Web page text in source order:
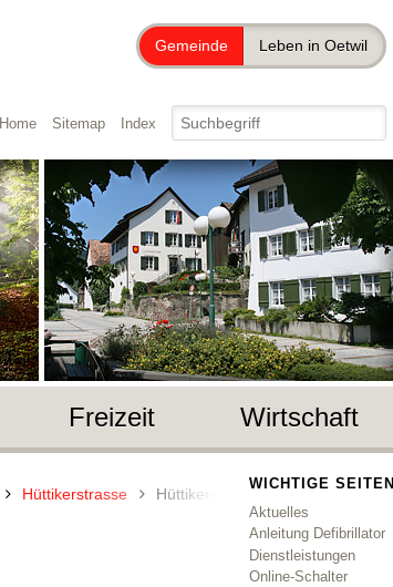
Gemeinde Leben in Oetwil
Home Sitemap Index
Freizeit Wirtschaft
Hüttikerstrasse Hüttikerstrasse 53
WICHTIGE SEITEN
Aktuelles
Anleitung Defibrillator
Dienstleistungen
Online-Schalter